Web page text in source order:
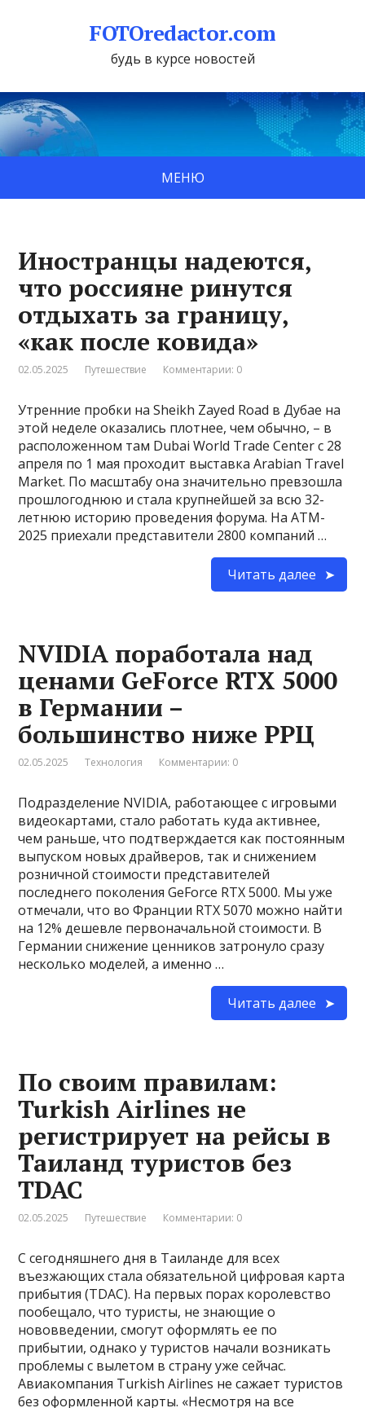
FOTOredactor.com
будь в курсе новостей
МЕНЮ
Иностранцы надеются,
что россияне ринутся
отдыхать за границу,
«как после ковида»
02.05.2025 Путешествие Комментарии: 0
Утренние пробки на Sheikh Zayed Road в Дубае на
этой неделе оказались плотнее, чем обычно, – в
расположенном там Dubai World Trade Center c 28
апреля по 1 мая проходит выставка Arabian Travel
Market. По масштабу она значительно превзошла
прошлогоднюю и стала крупнейшей за всю 32-
летнюю историю проведения форума. На ATM-
2025 приехали представители 2800 компаний …
Читать далее
NVIDIA поработала над
ценами GeForce RTX 5000
в Германии –
большинство ниже РРЦ
02.05.2025 Технология Комментарии: 0
Подразделение NVIDIA, работающее с игровыми
видеокартами, стало работать куда активнее,
чем раньше, что подтверждается как постоянным
выпуском новых драйверов, так и снижением
розничной стоимости представителей
последнего поколения GeForce RTX 5000. Мы уже
отмечали, что во Франции RTX 5070 можно найти
на 12% дешевле первоначальной стоимости. В
Германии снижение ценников затронуло сразу
несколько моделей, а именно …
Читать далее
По своим правилам:
Turkish Airlines не
регистрирует на рейсы в
Таиланд туристов без
TDAC
02.05.2025 Путешествие Комментарии: 0
С сегодняшнего дня в Таиланде для всех
въезжающих стала обязательной цифровая карта
прибытия (TDAC). На первых порах королевство
пообещало, что туристы, не знающие о
нововведении, смогут оформлять ее по
прибытии, однако у туристов начали возникать
проблемы с вылетом в страну уже сейчас.
Авиакомпания Turkish Airlines не сажает туристов
без оформленной карты. «Несмотря на все